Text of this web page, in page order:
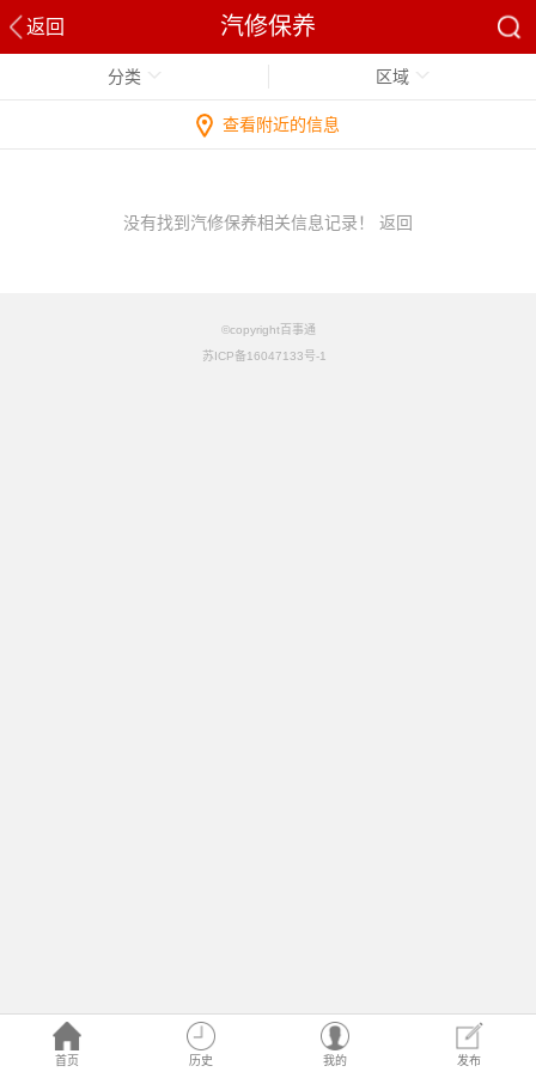
返回 汽修保养
首页 历史 我的 发布
分类 区域
查看附近的信息
没有找到汽修保养相关信息记录！ 返回
©copyright百事通
苏ICP备16047133号-1